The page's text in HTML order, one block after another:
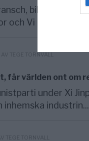
bilmedia och
och Vi Bilägare
- AV TEGE TORNVALL
får världen ont om
under Xi
industrin...
TEGE TORNVALL